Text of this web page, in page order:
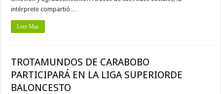
intérprete compartió …
Leer Mas
TROTAMUNDOS DE CARABOBO
PARTICIPARÁ EN LA LIGA SUPERIORDE
BALONCESTO